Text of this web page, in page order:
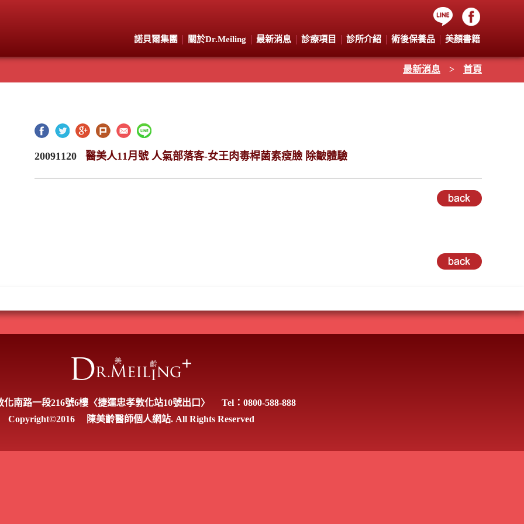
最新消息 > 首頁
20091120 醫美人11月號 人氣部落客-女王肉毒桿菌素瘦臉 除皺體驗
化南路一段216號6樓〈捷運忠孝敦化站10號出口〉
Tel：0800-588-888
Copyright©2016
陳美齡醫師個人網站. All Rights Reserved
諾貝爾集團 關於Dr.Meiling 最新消息 診療項目 診所介紹 術後保養品 美顏書籍